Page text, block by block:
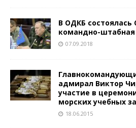
В ОДКБ состоялась
командно-штабная
07.09.2018
адмирал Виктор
участие в
морских учебных
18.06.2015